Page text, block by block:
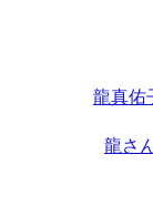
龍真佑
龍さ